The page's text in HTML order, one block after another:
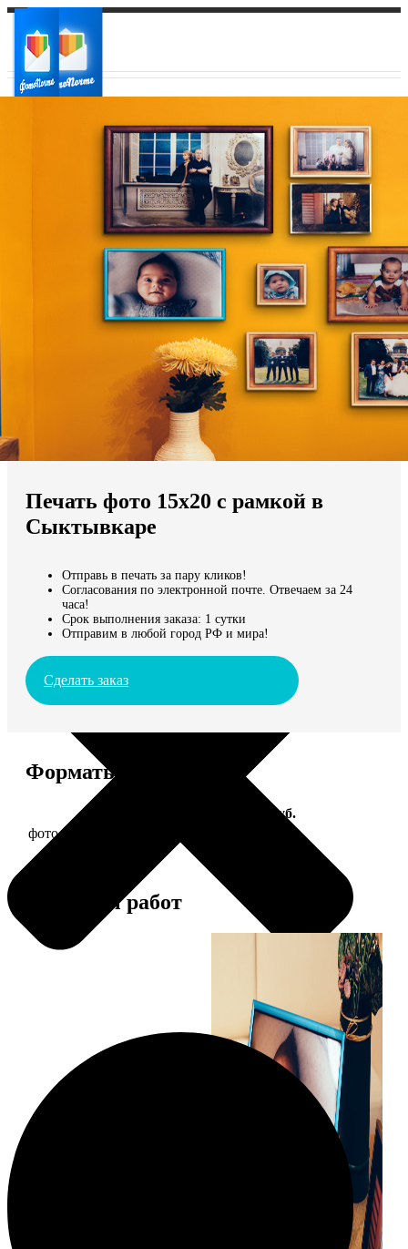
Ваш регион доставки
Выберите из списка:
Мы доставляем по всему миру
Продолжить без города
Печать фото 15х20 с рамкой в
Сыктывкаре
Отправь в печать за пару кликов!
Согласования по электронной почте. Отвечаем за 24
часа!
Срок выполнения заказа: 1 сутки
Отправим в любой город РФ и мира!
Сделать заказ
Форматы и цены
Цена, руб.
фото 15х20 в деревянной рамке
Примеры работ